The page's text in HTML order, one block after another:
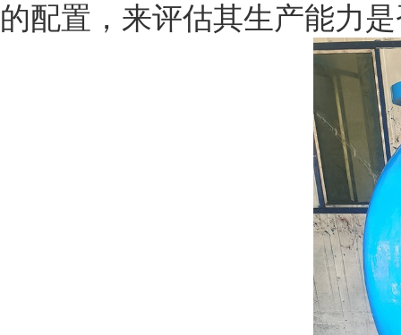
的配置，来评估其生产能力